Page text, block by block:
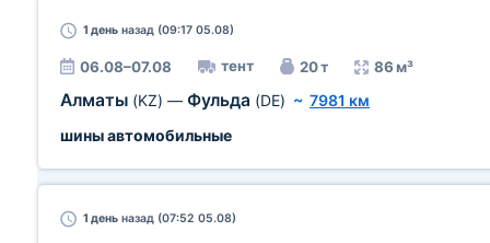
1 день назад (09:17 05.08)
06.08–07.08 тент 20 т 86 м³
Алматы (KZ) — Фульда (DE) ~ 7981 км
шины автомобильные
1 день назад (07:52 05.08)